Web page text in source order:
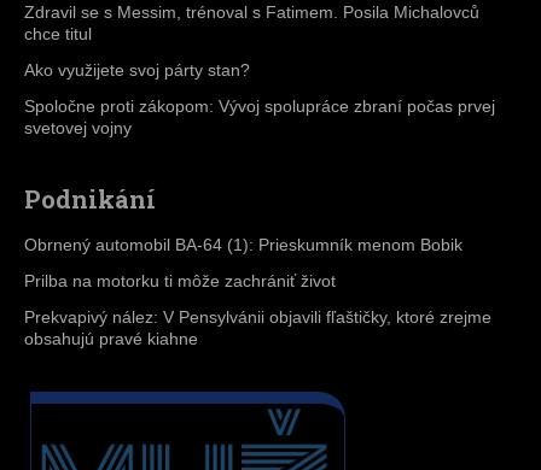
Zdravil se s Messim, trénoval s Fatimem. Posila Michalovců
chce titul
Ako využijete svoj párty stan?
Spoločne proti zákopom: Vývoj spolupráce zbraní počas prvej
svetovej vojny
Podnikání
Obrnený automobil BA-64 (1): Prieskumník menom Bobik
Prilba na motorku ti môže zachrániť život
Prekvapivý nález: V Pensylvánii objavili fľaštičky, ktoré zrejme
obsahujú pravé kiahne